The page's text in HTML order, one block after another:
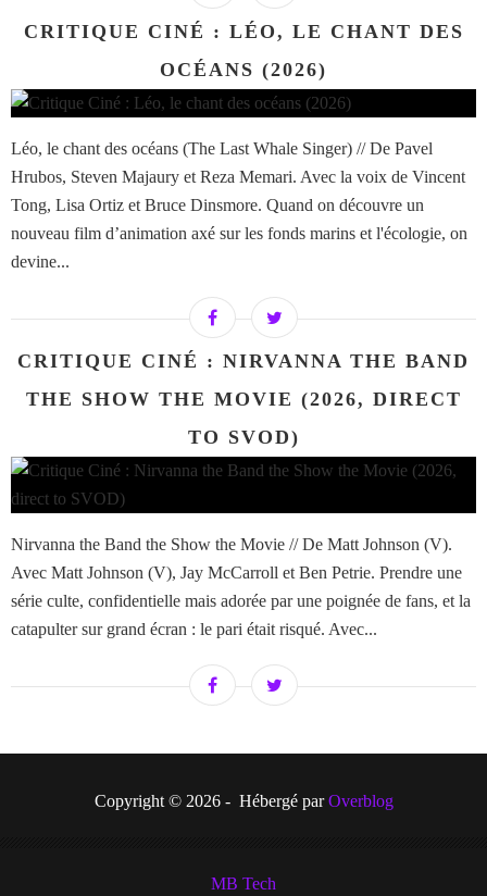
CRITIQUE CINÉ : LÉO, LE CHANT DES
OCÉANS (2026)
Léo, le chant des océans (The Last Whale Singer) // De Pavel
Hrubos, Steven Majaury et Reza Memari. Avec la voix de Vincent
Tong, Lisa Ortiz et Bruce Dinsmore. Quand on découvre un
nouveau film d’animation axé sur les fonds marins et l'écologie, on
devine...
CRITIQUE CINÉ : NIRVANNA THE BAND
THE SHOW THE MOVIE (2026, DIRECT
TO SVOD)
Nirvanna the Band the Show the Movie // De Matt Johnson (V).
Avec Matt Johnson (V), Jay McCarroll et Ben Petrie. Prendre une
série culte, confidentielle mais adorée par une poignée de fans, et la
catapulter sur grand écran : le pari était risqué. Avec...
Copyright © 2026 - Hébergé parOverblog
MB Tech